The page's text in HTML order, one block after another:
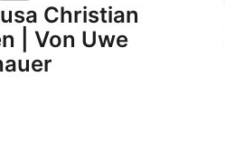
Christian
| Von Uwe